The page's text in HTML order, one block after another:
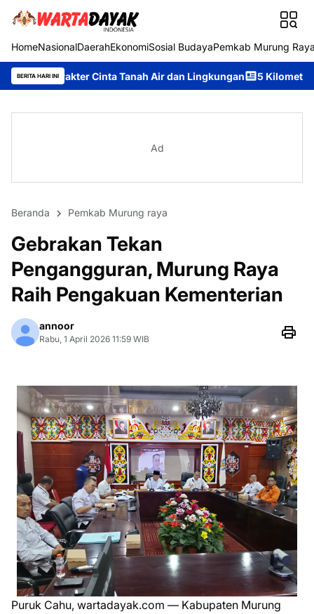
HomeNasionalDaerahEkonomiSosial BudayaPemkab Murung
BERITA HARI INI
Tanah Air dan Lingkungan 5 Kilometer Bukan Halangan,
Ad
Beranda Pemkab Murung raya
Gebrakan Tekan
Pengangguran, Murung Raya
Raih Pengakuan Kementerian
annoor
Rabu, 1 April 2026 11:59 WIB
Puruk Cahu, wartadayak.com — Kabupaten Murung